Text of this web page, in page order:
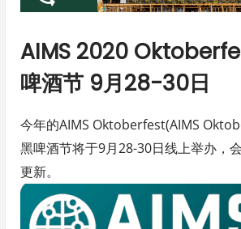
AIMS 2020
啤酒节 9月28-30日
今年的AIMS Oktoberfest(AIMS
黑啤酒节将于9月28-30日线上举办，
更新。